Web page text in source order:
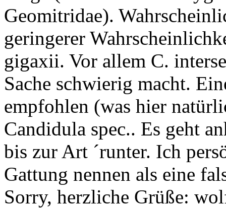
Geomitridae).
geringerer
gigaxii. Vor allem C.
Sache schwierig macht.
empfohlen (was hier
Candidula spec.. Es geht
bis zur Art ´runter. Ich
Gattung nennen als eine
Sorry, herzliche Grüße: